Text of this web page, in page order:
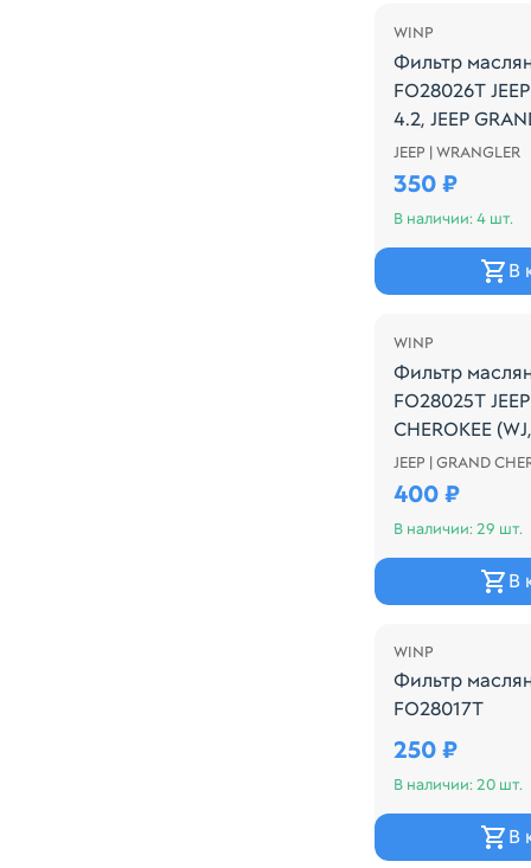
WINP
Фильтр
FO28026T
4.2, JEEP
V8
JEEP | WRANGLER
350 ₽
В наличии: 4 шт.
В
WINP
Фильтр
FO28025T
CHEROKEE
2003-2005
JEEP | GRAND
400 ₽
В наличии: 29 шт.
В
WINP
Фильтр
FO28017T
250 ₽
В наличии: 20 шт.
В